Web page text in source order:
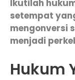
Ikutilah
setempat
mengonversi
menjadi
Hukum